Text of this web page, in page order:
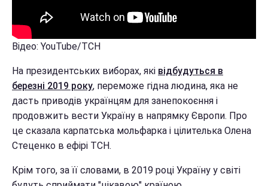
Відео: YouTube/ТСН
На президентських виборах, які відбудуться в
березні 2019 року, переможе гідна людина, яка не
дасть приводів українцям для занепокоєння і
продовжить вести Україну в напрямку Європи. Про
це сказала карпатська мольфарка і цілителька Олена
Стеценко в ефірі ТСН.
Крім того, за її словами, в 2019 році Україну у світі